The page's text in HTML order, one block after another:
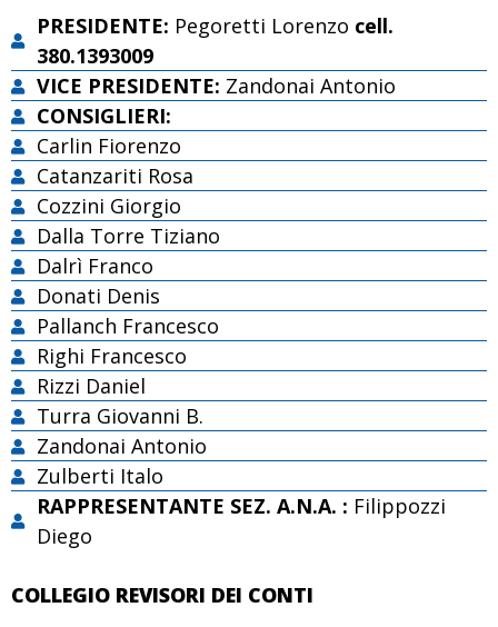
PRESIDENTE: Pegoretti Lorenzo cell.
380.1393009
VICE PRESIDENTE: Zandonai Antonio
CONSIGLIERI:
Carlin Fiorenzo
Catanzariti Rosa
Cozzini Giorgio
Dalla Torre Tiziano
Dalrì Franco
Donati Denis
Pallanch Francesco
Righi Francesco
Rizzi Daniel
Turra Giovanni B.
Zandonai Antonio
Zulberti Italo
RAPPRESENTANTE SEZ. A.N.A. : Filippozzi
Diego
COLLEGIO REVISORI DEI CONTI